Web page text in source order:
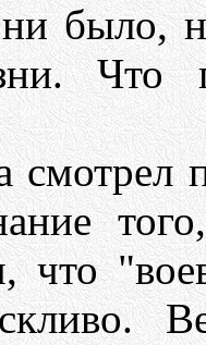
было,
Что
что